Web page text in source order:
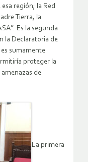
región; la Red
Tierra, la
Es la segunda
la Declaratoria de
sumamente
proteger la
de
La primera